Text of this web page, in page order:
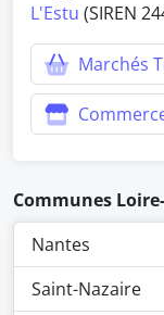
L'Estu (SIREN
Marchés
Communes
Nantes
Saint-Nazaire